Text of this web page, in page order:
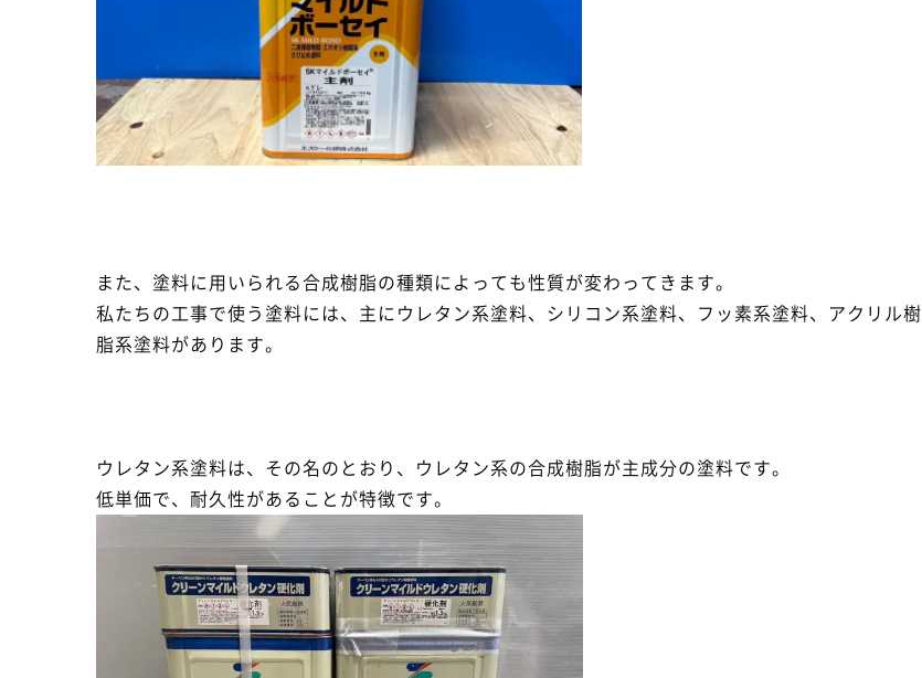
また、塗料に用いられる合成樹脂の種類によっても性質が変わってきます。
私たちの工事で使う塗料には、主にウレタン系塗料、シリコン系塗料、フッ素系塗料、アクリル樹
脂系塗料があります。
ウレタン系塗料は、その名のとおり、ウレタン系の合成樹脂が主成分の塗料です。
低単価で、耐久性があることが特徴です。